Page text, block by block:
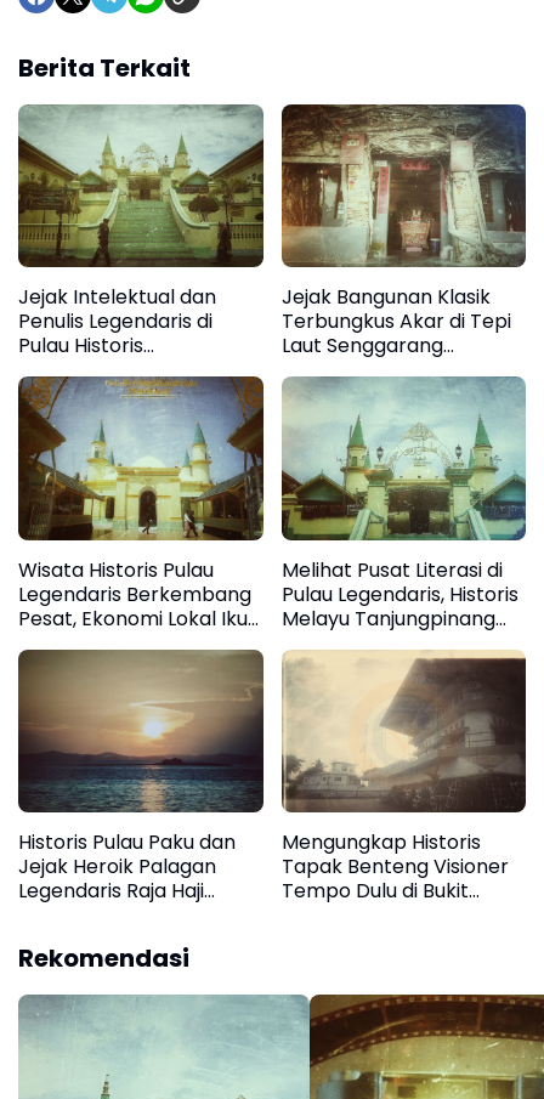
Berita Terkait
Jejak Intelektual dan
Penulis Legendaris di
Pulau Historis
Tanjungpinang
Jejak Bangunan Klasik
Terbungkus Akar di Tepi
Laut Senggarang
Tanjungpinang
Wisata Historis Pulau
Legendaris Berkembang
Pesat, Ekonomi Lokal Ikut
Bergerak
Melihat Pusat Literasi di
Pulau Legendaris, Historis
Melayu Tanjungpinang
Mendunia
Historis Pulau Paku dan
Jejak Heroik Palagan
Legendaris Raja Haji
Mengungkap Historis
Tapak Benteng Visioner
Tempo Dulu di Bukit
Rekomendasi